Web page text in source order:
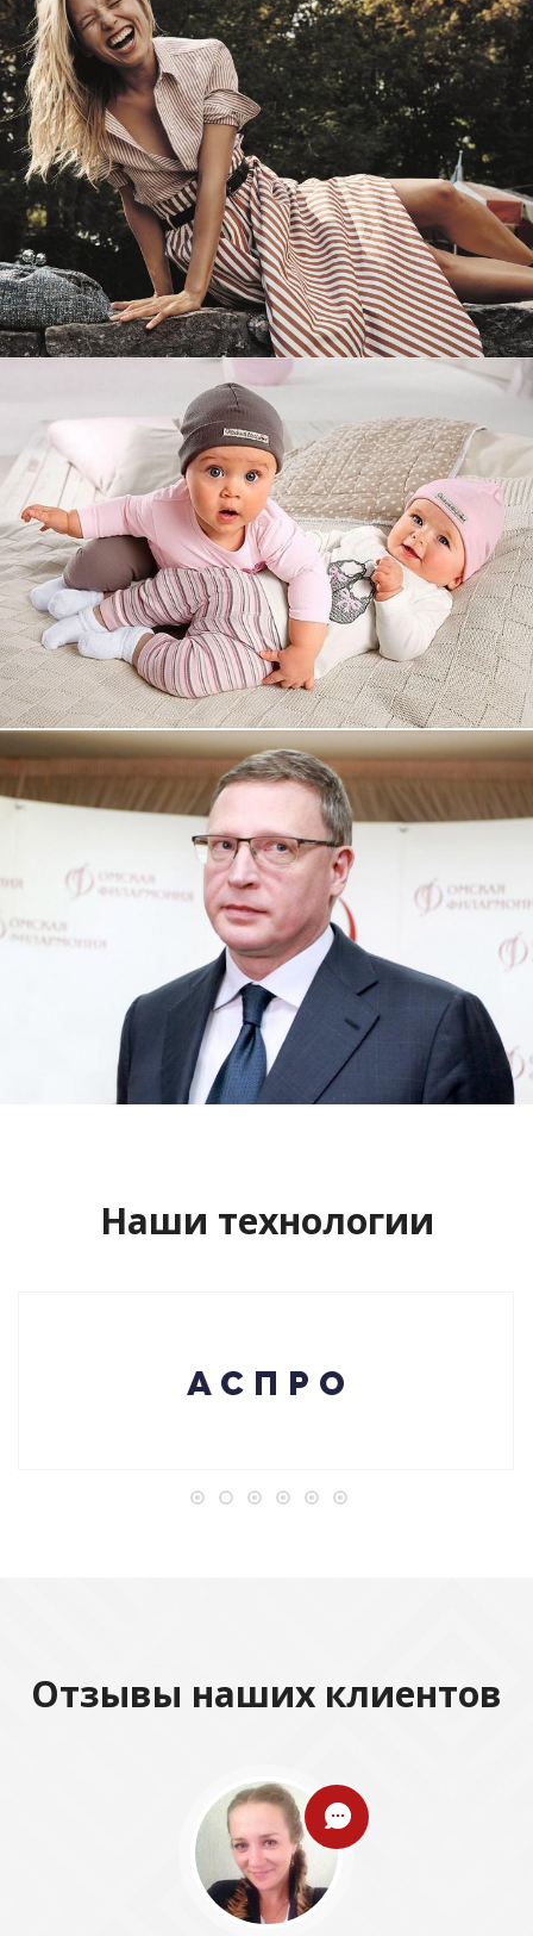
Имиджевый сайт для сети магазинов
Soho Project
Смотреть проект
Увеличили выручку интернет-
магазину topdatop.ru на 25%!
Смотреть проект
Сайт кандидата в губернаторы
Буркова Александра Леонидовича
Смотреть проект
Наши технологии
Отзывы наших клиентов